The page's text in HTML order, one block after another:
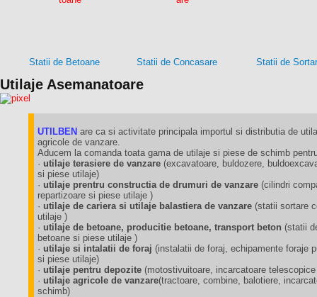
Statii de Betoane Statii de Concasare Statii de
Utilaje Asemanatoare
UTILBEN are ca si activitate principala importul si distributia de
agricole de vanzare.
Aducem la comanda toata gama de utilaje si piese de schimb
· utilaje terasiere de vanzare (excavatoare, buldozere,
si piese utilaje)
· utilaje prentru constructia de drumuri de vanzare (cilindri
repartizoare si piese utilaje )
· utilaje de cariera si utilaje balastiera de vanzare (statii sortare
utilaje )
· utilaje de betoane, producitie betoane, transport beton (statii
betoane si piese utilaje )
· utilaje si intalatii de foraj (instalatii de foraj, echipamente foraje
si piese utilaje)
· utilaje pentru depozite (motostivuitoare, incarcatoare
· utilaje agricole de vanzare(tractoare, combine, balotiere,
schimb)